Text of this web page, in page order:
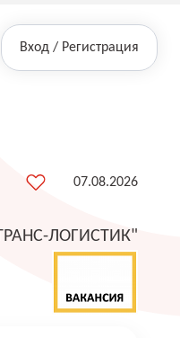
Вход / Регистрация
07.08.2026
ЛОГИСТИК"